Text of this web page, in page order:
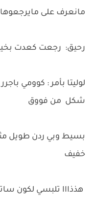
مانعرف على
رحيق: رجعت كعدت
لوليتا بأمر : كوومي
شكل من فووق
بسيط وبي ردن طويل
خفيف
هذذااا تلبسي لكون